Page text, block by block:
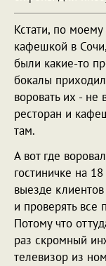
Кстати, по
кафешкой в
были какие-то
бокалы
воровать их - не
ресторан и
там.
А вот где
гостиничке на
выезде
и проверять все
Потому что
раз скромный
телевизор из